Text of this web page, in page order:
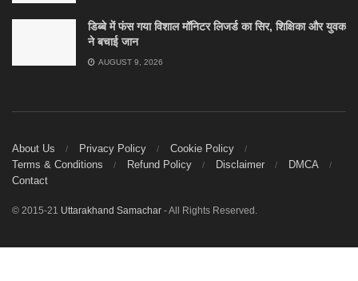
डिब्बे में फंस गया विशाल मॉनिटर लिजर्ड का सिर, शिक्षिका और युवक
ने बचाई जान
AUGUST 9, 2026
About Us Privacy Policy
Cookie Policy
Terms & Conditions
Refund Policy Disclaimer
DMCA
Contact
© 2015-21 Uttarakhand Samachar - All Rights Reserved.